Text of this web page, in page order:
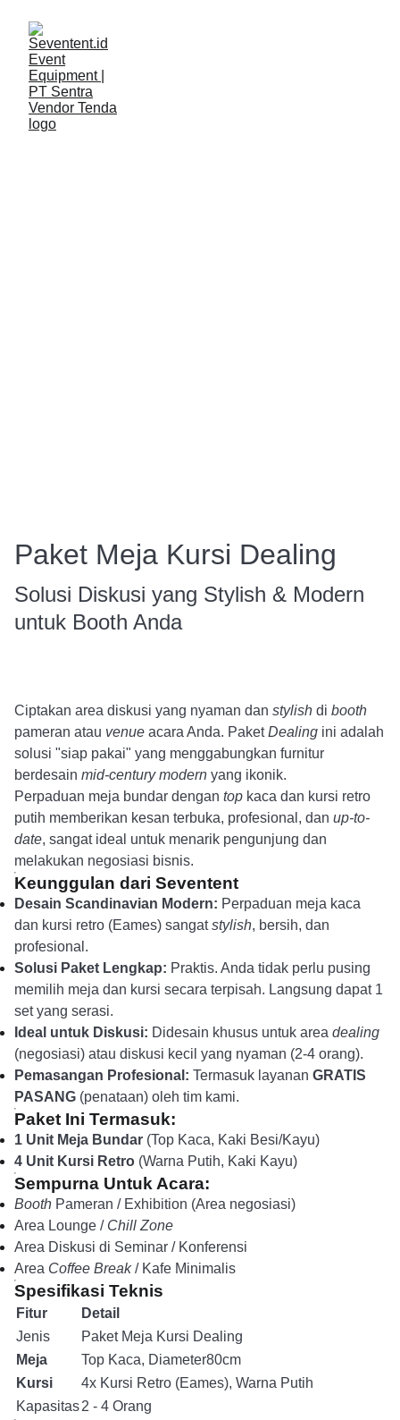
Paket Meja Kursi Dealing
Solusi Diskusi yang Stylish & Modern
untuk Booth Anda
Ciptakan area diskusi yang nyaman dan stylish di booth
pameran atau venue acara Anda. PaketDealing ini adalah
solusi "siap pakai" yang menggabungkan furnitur
berdesain mid-century modern yang ikonik.
Perpaduan meja bundar dengan top kaca dan kursi retro
putih memberikan kesan terbuka, profesional, dan up-to-
date, sangat ideal untuk menarik pengunjung dan
melakukan negosiasi bisnis.
Keunggulan dari Seventent
Desain Scandinavian Modern: Perpaduan meja kaca
dan kursi retro (Eames) sangatstylish, bersih, dan
profesional.
Solusi Paket Lengkap: Praktis. Anda tidak perlu pusing
memilih meja dan kursi secara terpisah. Langsung dapat 1
set yang serasi.
Ideal untuk Diskusi: Didesain khusus untuk area dealing
(negosiasi) atau diskusi kecil yang nyaman (2-4 orang).
Pemasangan Profesional: Termasuk layanan GRATIS
PASANG (penataan) oleh tim kami.
Paket Ini Termasuk:
1 Unit Meja Bundar (Top Kaca, Kaki Besi/Kayu)
4 Unit Kursi Retro (Warna Putih, Kaki Kayu)
Sempurna Untuk Acara:
Booth Pameran / Exhibition (Area negosiasi)
Area Lounge / Chill Zone
Area Diskusi di Seminar / Konferensi
Area Coffee Break/ Kafe Minimalis
Spesifikasi Teknis
Fitur
Detail
Jenis
Paket Meja Kursi Dealing
Meja
Top Kaca, Diameter80cm
Kursi
4x Kursi Retro (Eames), Warna Putih
Kapasitas2 - 4 Orang